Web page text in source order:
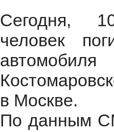
Сегодня,
человек
в Москве.
По данным